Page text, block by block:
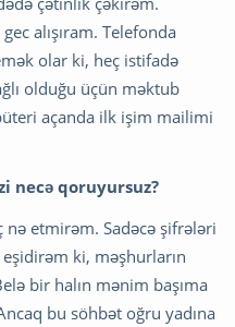
alışıram. Telefonda
olar ki, heç istifadə
olduğu üçün məktub
açanda ilk işim mailimi
necə qoruyursuz?
etmirəm. Sadəcə şifrələri
ki, məşhurların
bir halın mənim başıma
bu söhbət oğru yadına